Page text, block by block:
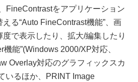
FineContrastをアプリケーション
る“Auto FineContrast機能”、画
で表示したり、拡大/編集したり
能”(Windows 2000/XP対応、
Overlay対応のグラフィックスカ
いるほか、PRINT Image